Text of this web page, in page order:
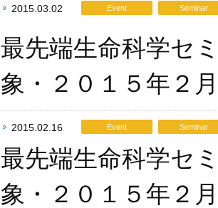
2015.03.02 Event Seminar
最先端生命科学セ
象・２０１５年２
2015.02.16 Event Seminar
最先端生命科学セ
象・２０１５年２